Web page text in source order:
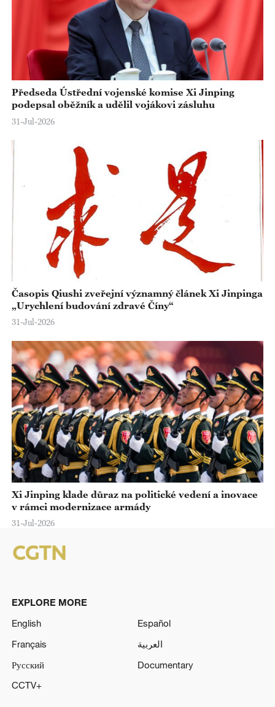
Předseda Ústřední vojenské komise Xi Jinping
podepsal oběžník a udělil vojákovi zásluhu
31-Jul-2026
Časopis Qiushi zveřejní významný článek Xi Jinpinga
„Urychlení budování zdravé Číny“
31-Jul-2026
Xi Jinping klade důraz na politické vedení a inovace
v rámci modernizace armády
31-Jul-2026
EXPLORE MORE
English
Español
Français
العربية
Русский
Documentary
CCTV+